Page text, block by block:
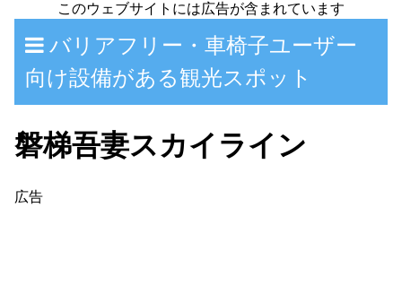
バリアフリー・車椅子ユーザー
向け設備がある観光スポット
磐梯吾妻スカイライン
広告